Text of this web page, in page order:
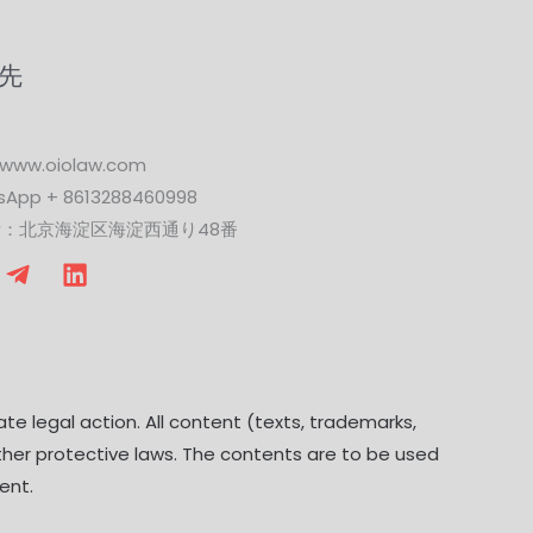
+ 8613288460998
北京海淀区海淀西通り48番
legal action. All content (texts, trademarks,
protective laws. The contents are to be used